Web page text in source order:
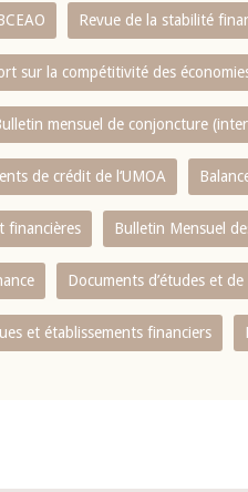
Revue de la stabilité
sur la compétitivité des
mensuel de conjoncture
de crédit de l‘UMOA
financières Bulletin Mensuel
Documents d’études et
et établissements financiers